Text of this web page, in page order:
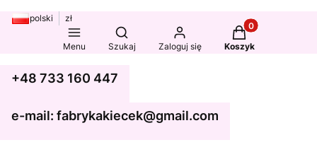
polski zł
Menu
Otwórz wyszukiwarkę
Szukaj Zaloguj się
Produkty w
Koszyk
+48 733 160 447
e-mail: fabrykakiecek@gmail.com